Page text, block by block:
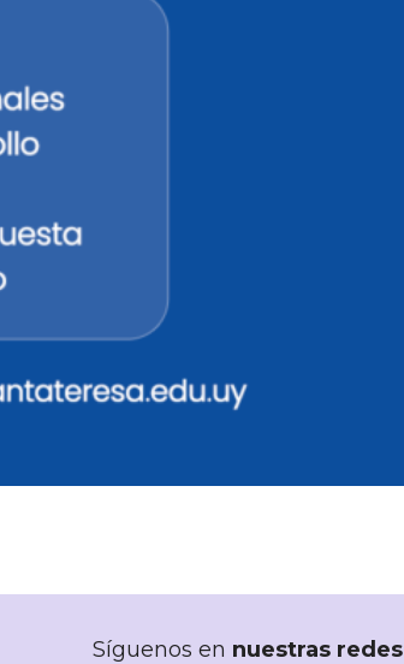
Síguenos en nuestras redes